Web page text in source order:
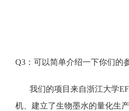
Q3：可以简单介绍一下你们的
我们的项目来自浙江大学
机、建立了生物墨水的量化生